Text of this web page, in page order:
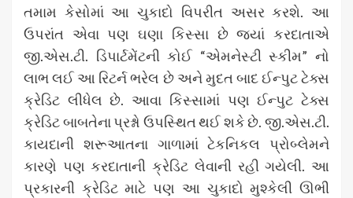
તમામ કેસોમાં આ ચુકાદો વિપરીત અસર કરશે. આ
ઉપરાંત એવા પણ ઘણા કિસ્સા છે જ્યાં કરદાતાએ
જી.એસ.ટી. ડિપાર્ટમેંટની કોઈ “એમનેસ્ટી સ્કીમ” નો
લાભ લઈ આ રિટર્ન ભરેલ છે અને મુદત બાદ ઈન્પુટ ટેક્સ
ક્રેડિટ લીધેલ છે. આવા કિસ્સામાં પણ ઈન્પુટ ટેક્સ
ક્રેડિટ બાબતેના પ્રશ્નો ઉપસ્થિત થઈ શકે છે. જી.એસ.ટી.
કાયદાની શરૂઆતના ગાળામાં ટેકનિકલ પ્રોબ્લેમને
કારણે પણ કરદાતાની ક્રેડિટ લેવાની રહી ગયેલી. આ
પ્રકારની ક્રેડિટ માટે પણ આ ચુકાદો મુશ્કેલી ઊભી